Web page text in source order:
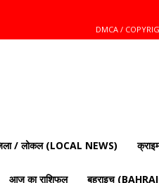
DMCA /
की
ताज़ा
/ लोकल (LOCAL NEWS)
आज का राशिफल बहराइच